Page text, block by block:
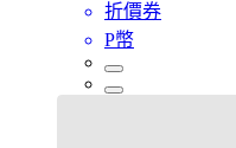
折價券
P幣